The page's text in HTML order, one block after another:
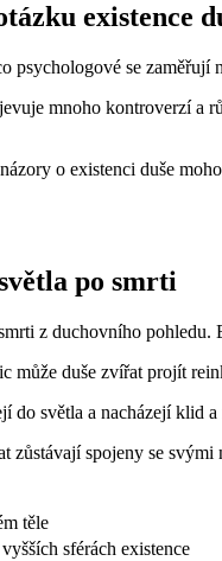
existence
psychologové se
mnoho kontroverzí a
o existenci duše
po smrti
z duchovního
může duše zvířat projít
do světla a nacházejí klid
zůstávají spojeny se
těle
sférách existence